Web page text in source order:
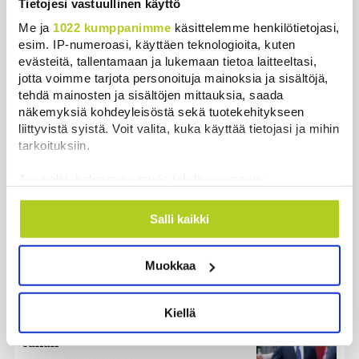
Tietojesi vastuullinen käyttö
Me ja 1022 kumppanimme käsittelemme henkilötietojasi,
esim. IP-numeroasi, käyttäen teknologioita, kuten
evästeitä, tallentamaan ja lukemaan tietoa laitteeltasi,
jotta voimme tarjota personoituja mainoksia ja sisältöjä,
tehdä mainosten ja sisältöjen mittauksia, saada
näkemyksiä kohdeyleisöstä sekä tuotekehitykseen
liittyvistä syistä. Voit valita, kuka käyttää tietojasi ja mihin
tarkoituksiin.
Kerätä tietoja maantieteellisestä sijainnistasi,
mahdollisesti muutaman metrin tarkkuudella
ominaispiirteitä aktiivisesti (sormenjäljen
Lue lisää siitä, miten henkilötietojasi käsitellään ja miten
suostumustasi tai peruuttaa sen milloin vain
evästeilmoituksessa.
Salli kaikki
Muokkaa
Kiellä
Uutiset
Uusimmat Luetuimmat
Suomen ensimmäiset afrikkalaisen sikaruton
tapaukset vahvistettiin EU-laboratoriossa
Uutiset | 10.8.2026 13:52
sanan